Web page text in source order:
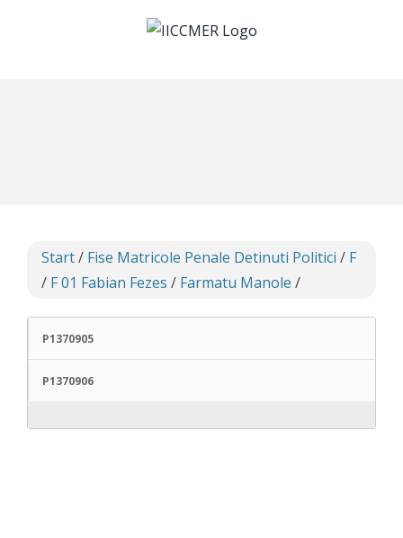
Start/ Fise Matricole Penale Detinuti Politici / F
/ F 01 Fabian Fezes / Farmatu Manole /
P1370905
P1370906